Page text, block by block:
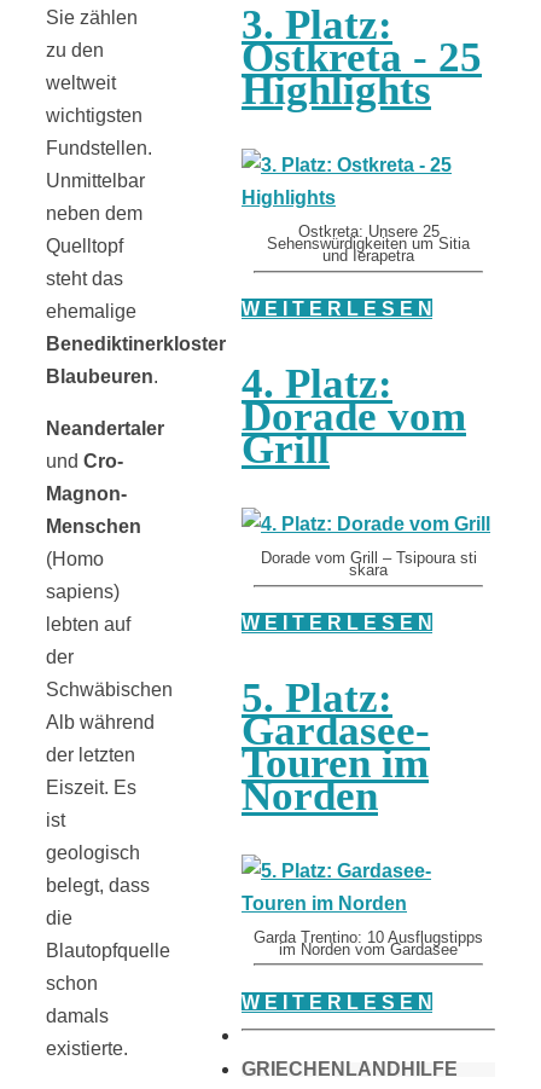
Sie zählen
zu den
weltweit
wichtigsten
Fundstellen.
Unmittelbar
neben dem
Quelltopf
steht das
ehemalige
Benediktinerkloster
Blaubeuren.
Neandertaler
und Cro-
Magnon-
Menschen
(Homo
sapiens)
lebten auf
der
Schwäbischen
Alb während
der letzten
Eiszeit. Es
ist
geologisch
belegt, dass
die
Blautopfquelle
schon
damals
existierte.
3. Platz:
Ostkreta - 25
Highlights
Ostkreta: Unsere 25
Sehenswürdigkeiten um Sitia
und Ierapetra
W E I T E R L E S E N
4. Platz:
Dorade vom
Grill
Dorade vom Grill – Tsipoura sti
skara
W E I T E R L E S E N
5. Platz:
Gardasee-
Touren im
Norden
Garda Trentino: 10 Ausflugstipps
im Norden vom Gardasee
W E I T E R L E S E N
GRIECHENLANDHILFE